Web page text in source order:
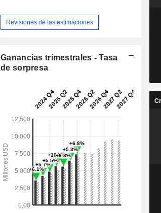
Revisiones de las estimaciones
Ganancias trimestrales - Tasa
de sorpresa